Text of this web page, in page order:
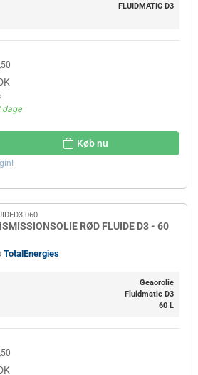
FLUIDMATIC D3
dage
Køb nu
060
RØD FLUIDE D3 - 60
TotalEnergies
Geaorolie
Fluidmatic D3
60 L